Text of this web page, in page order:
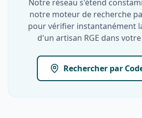
Notre réseau s'étend
notre moteur de recherche
pour vérifier instantanément
d'un artisan RGE dans
Rechercher par